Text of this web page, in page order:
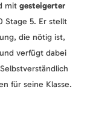
mit gesteigerter
Stage 5. Er stellt
die nötig ist,
verfügt dabei
für seine Klasse.